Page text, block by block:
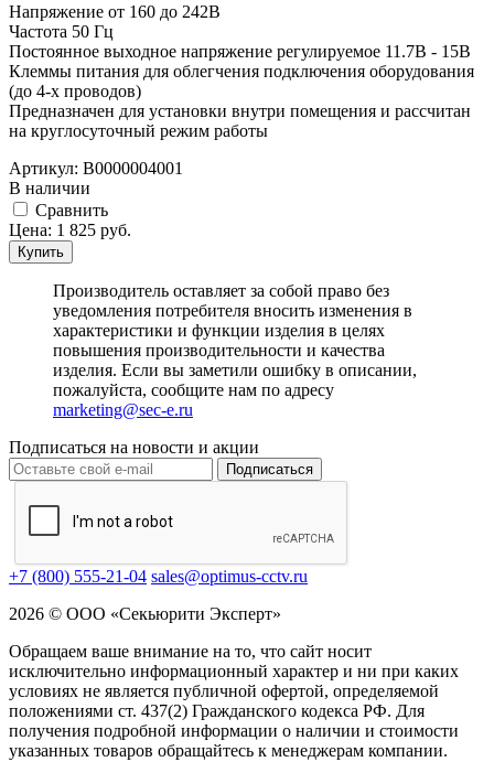
Напряжение от 160 до 242В
Частота 50 Гц
Постоянное выходное напряжение регулируемое 11.7В - 15В
Клеммы питания для облегчения подключения оборудования
(до 4-х проводов)
Предназначен для установки внутри помещения и рассчитан
на круглосуточный режим работы
Артикул: В0000004001
В наличии
Cравнить
Цена: 1 825 руб.
Купить
Производитель оставляет за собой право без
уведомления потребителя вносить изменения в
характеристики и функции изделия в целях
повышения производительности и качества
изделия. Если вы заметили ошибку в описании,
пожалуйста, сообщите нам по адресу
marketing@sec-e.ru
Подписаться на новости и акции
Подписаться
+7 (800) 555-21-04 sales@optimus-cctv.ru
2026 © ООО «Секьюрити Эксперт»
Обращаем ваше внимание на то, что сайт носит
исключительно информационный характер и ни при каких
условиях не является публичной офертой, определяемой
положениями ст. 437(2) Гражданского кодекса РФ. Для
получения подробной информации о наличии и стоимости
указанных товаров обращайтесь к менеджерам компании.